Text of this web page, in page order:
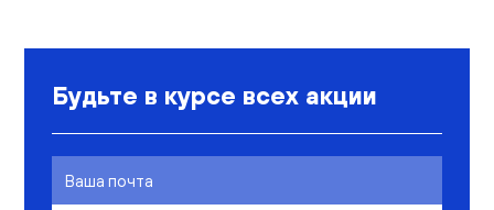
Будьте в курсе всех акции